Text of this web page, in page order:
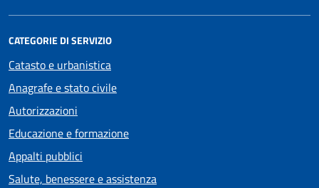
CATEGORIE DI SERVIZIO
Catasto e urbanistica
Anagrafe e stato civile
Autorizzazioni
Educazione e formazione
Appalti pubblici
Salute, benessere e assistenza